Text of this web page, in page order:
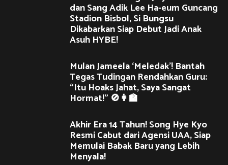
dan Sang Adik Lee Ha-eum Guncang
Stadion Bisbol, Si Bungsu
Dikabarkan Siap Debut Jadi Anak
Asuh HYBE!
Mulan Jameela ‘Meledak’! Bantah
Tegas Tudingan Rendahkan Guru:
“Itu Hoaks Jahat, Saya Sangat
Hormat!” 🚫👩‍🏫
Akhir Era 14 Tahun! Song Hye Kyo
Resmi Cabut dari Agensi UAA, Siap
Memulai Babak Baru yang Lebih
Menyala!